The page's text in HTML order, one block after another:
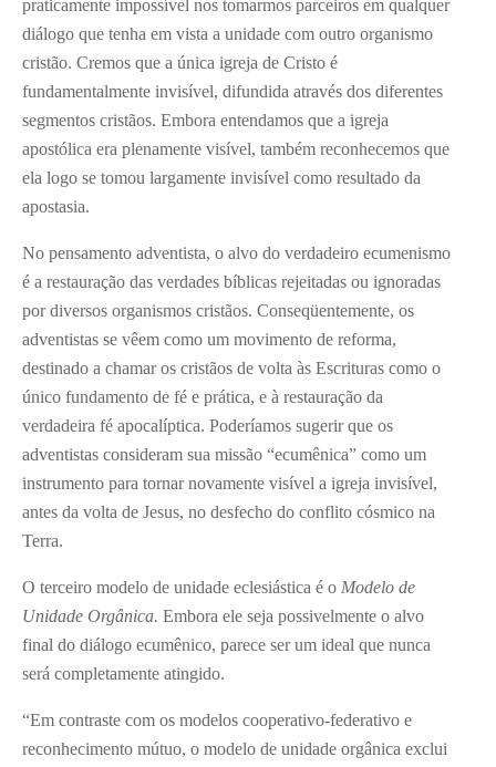
praticamente impossível nos tomarmos parceiros em qualquer
diálogo que tenha em vista a unidade com outro organismo
cristão. Cremos que a única igreja de Cristo é
fundamentalmente invisível, difundida através dos diferentes
segmentos cristãos. Embora entendamos que a igreja
apostólica era plenamente visível, também reconhecemos que
ela logo se tomou largamente invisível como resultado da
apostasia.
No pensamento adventista, o alvo do verdadeiro ecumenismo
é a restauração das verdades bíblicas rejeitadas ou ignoradas
por diversos organismos cristãos. Conseqüentemente, os
adventistas se vêem como um movimento de reforma,
destinado a chamar os cristãos de volta às Escrituras como o
único fundamento de fé e prática, e à restauração da
verdadeira fé apocalíptica. Poderíamos sugerir que os
adventistas consideram sua missão “ecumênica” como um
instrumento para tornar novamente visível a igreja invisível,
antes da volta de Jesus, no desfecho do conflito cósmico na
Terra.
O terceiro modelo de unidade eclesiástica é o Modelo de
Unidade Orgânica. Embora ele seja possivelmente o alvo
final do diálogo ecumênico, parece ser um ideal que nunca
será completamente atingido.
“Em contraste com os modelos cooperativo-federativo e
reconhecimento mútuo, o modelo de unidade orgânica exclui